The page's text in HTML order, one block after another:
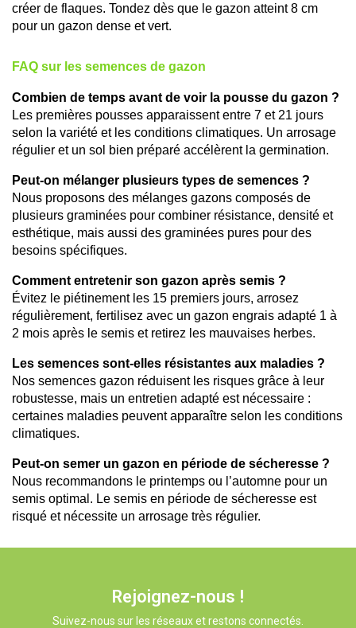
créer de flaques. Tondez dès que le gazon atteint 8 cm
pour un gazon dense et vert.
FAQ sur les semences de gazon
Combien de temps avant de voir la pousse du gazon ?
Les premières pousses apparaissent entre 7 et 21 jours
selon la variété et les conditions climatiques. Un arrosage
régulier et un sol bien préparé accélèrent la germination.
Peut-on mélanger plusieurs types de semences ?
Nous proposons des mélanges gazons composés de
plusieurs graminées pour combiner résistance, densité et
esthétique, mais aussi des graminées pures pour des
besoins spécifiques.
Comment entretenir son gazon après semis ?
Évitez le piétinement les 15 premiers jours, arrosez
régulièrement, fertilisez avec un gazon engrais adapté 1 à
2 mois après le semis et retirez les mauvaises herbes.
Les semences sont-elles résistantes aux maladies ?
Nos semences gazon réduisent les risques grâce à leur
robustesse, mais un entretien adapté est nécessaire :
certaines maladies peuvent apparaître selon les conditions
climatiques.
Peut-on semer un gazon en période de sécheresse ?
Nous recommandons le printemps ou l’automne pour un
semis optimal. Le semis en période de sécheresse est
risqué et nécessite un arrosage très régulier.
Rejoignez-nous !
Suivez-nous sur les réseaux et restons connectés.